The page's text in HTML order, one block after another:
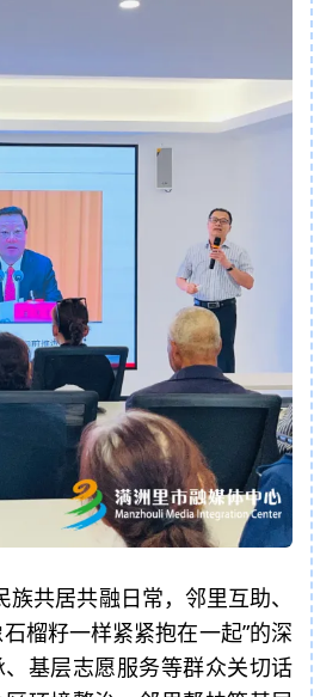
共居共融日常，邻里互助、
榴籽一样紧紧抱在一起”的深
基层志愿服务等群众关切话